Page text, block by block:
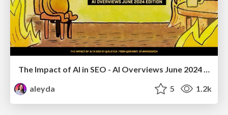
The Impact of AI in SEO - AI Overviews June 2024 Edition
aleyda
5 1.2k